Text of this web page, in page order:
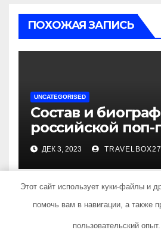
ПОХОЖАЯ ЗАПИСЬ
UNCATEGORISED
Состав и
российской поп-
«Иванушки
— история
и судьбы
ДЕК 3, 2023
UNCATEGORISED
Этот сайт использует куки-файлы и
помочь вам в навигации, а также
пользовательский опыт.